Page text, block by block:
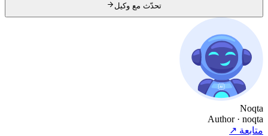
تحدّث مع وكيل
Noqta
Author · noqta
متابعة↗